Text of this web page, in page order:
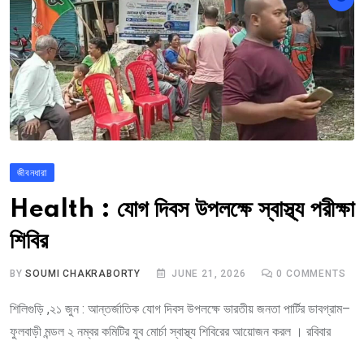
জীবনধারা
Health : যোগ দিবস উপলক্ষে স্বাস্থ্য পরীক্ষা
শিবির
BYSOUMI CHAKRABORTY JUNE 21, 2026 0 COMMENTS
শিলিগুড়ি ,২১ জুন : আন্তর্জাতিক যোগ দিবস উপলক্ষে ভারতীয় জনতা পার্টির ডাবগ্রাম–
ফুলবাড়ী মন্ডল ২ নম্বর কমিটির যুব মোর্চা স্বাস্থ্য শিবিরের আয়োজন করল । রবিবার